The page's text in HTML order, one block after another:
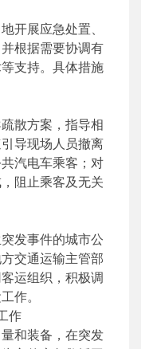
展应急处置、
根据需要协调有
支持。具体措施
散方案，指导相
导现场人员撤离
汽电车乘客；对
阻止乘客及无关
发事件的城市公
交通运输主管部
运组织，积极调
作。
作
和装备，在突发